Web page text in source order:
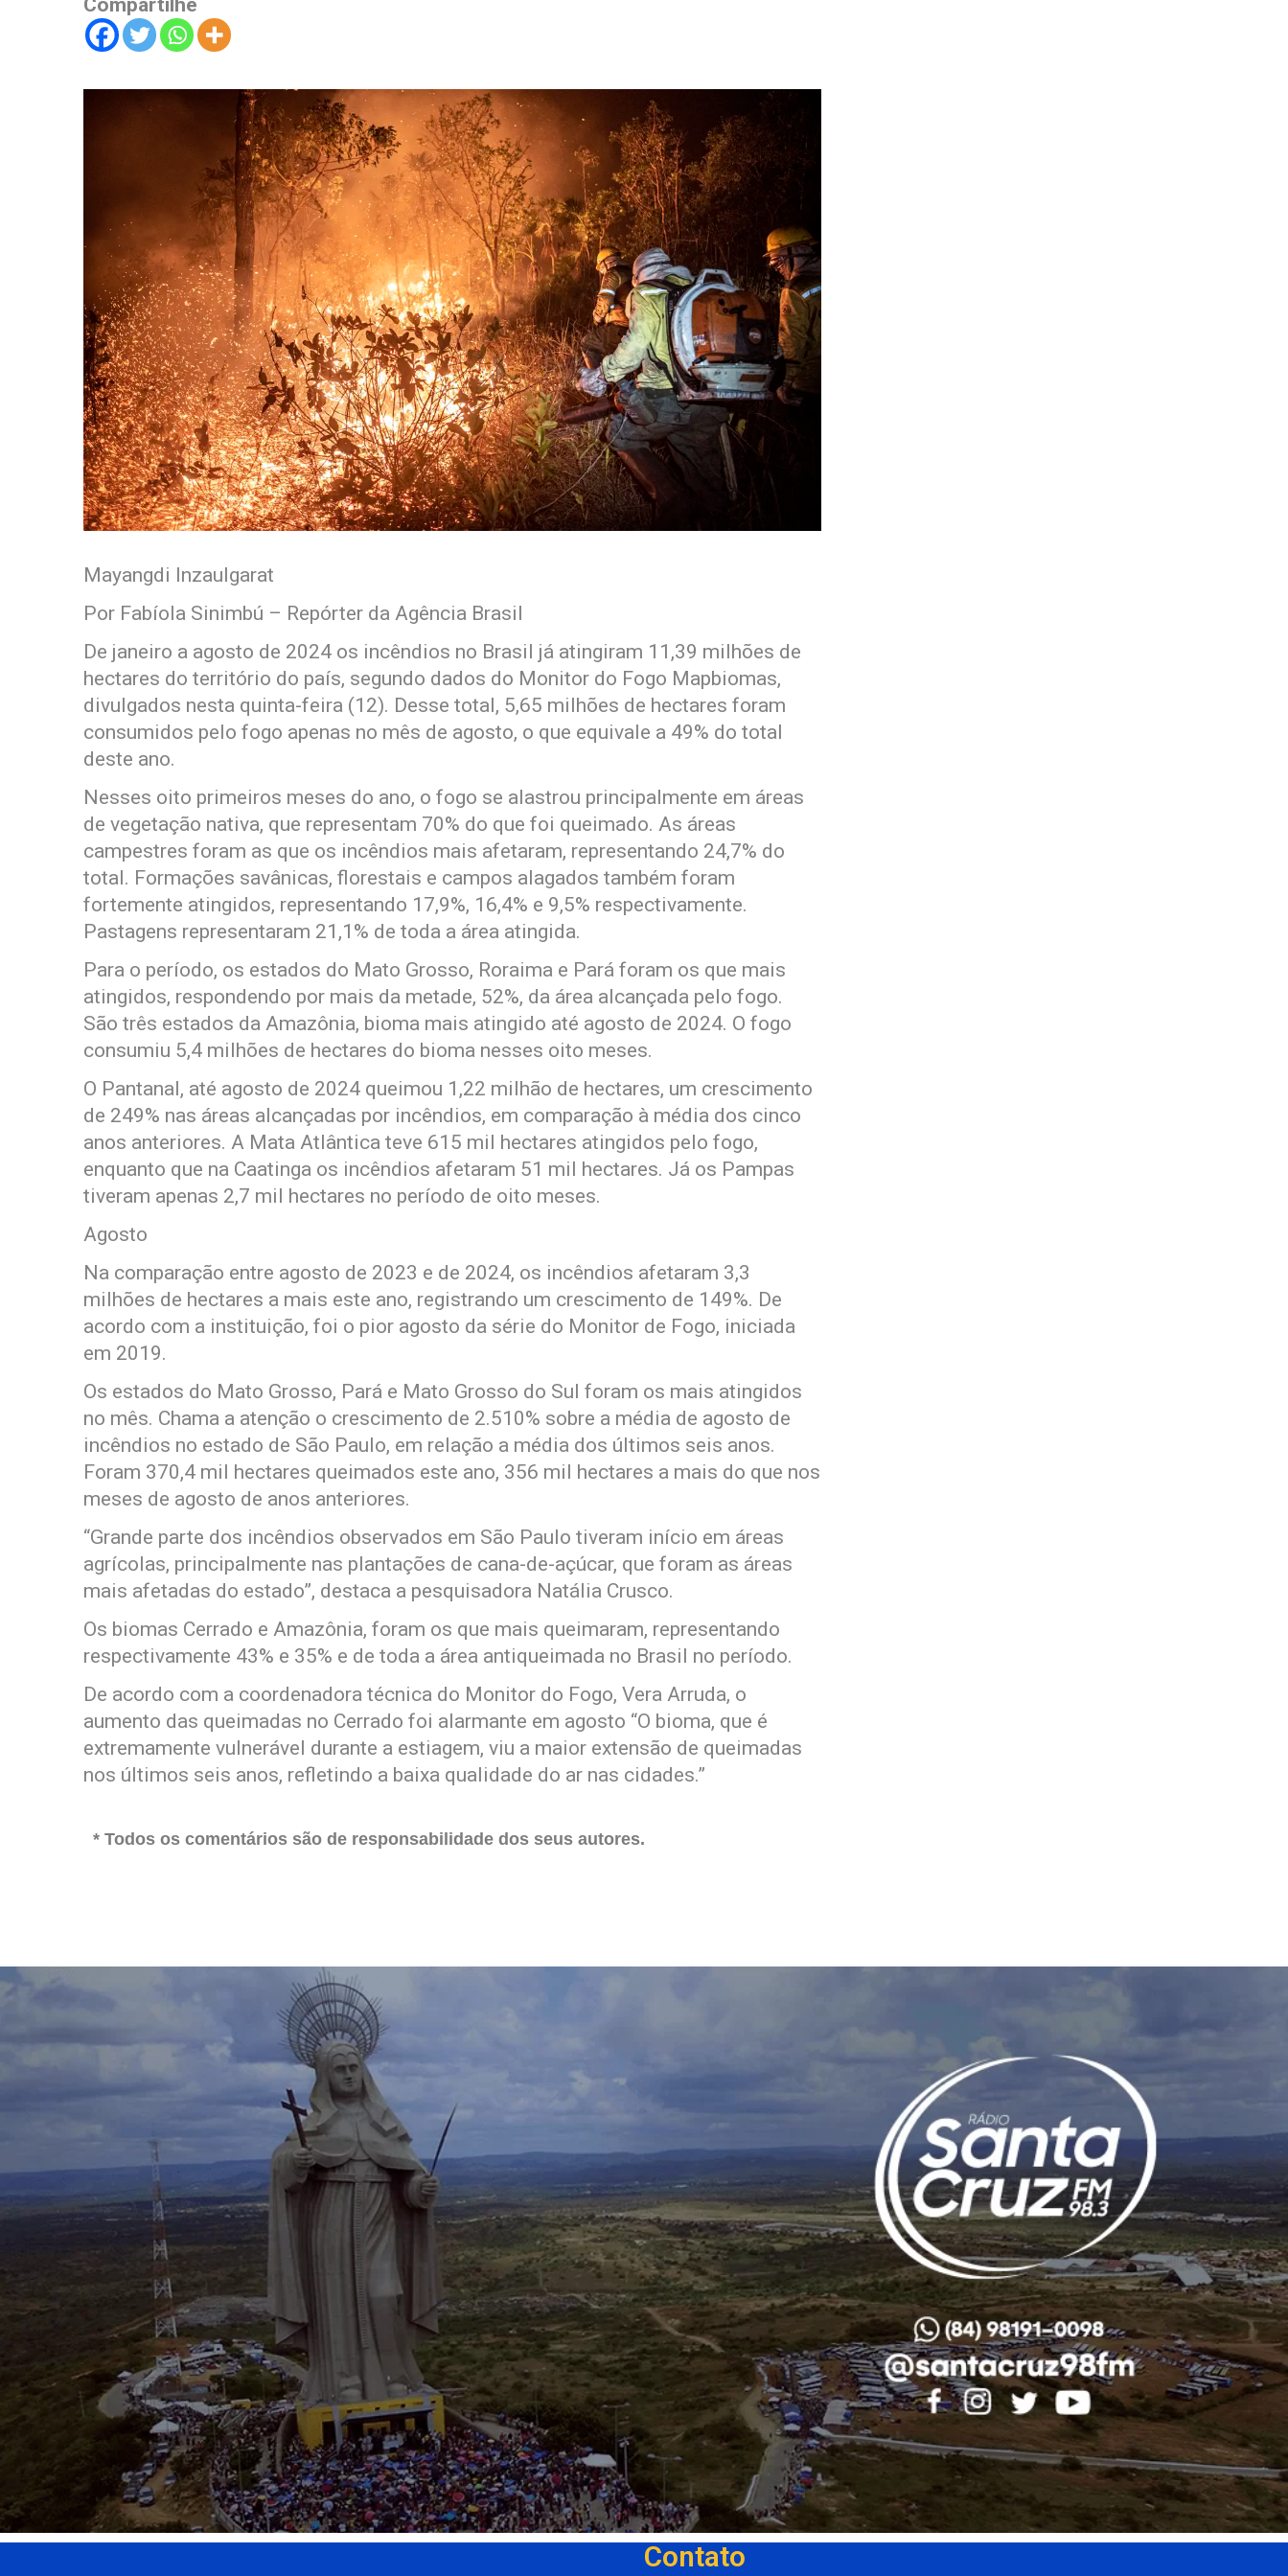
Compartilhe
Mayangdi Inzaulgarat
Por Fabíola Sinimbú – Repórter da Agência Brasil
De janeiro a agosto de 2024 os incêndios no Brasil já atingiram 11,39 milhões de
hectares do território do país, segundo dados do Monitor do Fogo Mapbiomas,
divulgados nesta quinta-feira (12). Desse total, 5,65 milhões de hectares foram
consumidos pelo fogo apenas no mês de agosto, o que equivale a 49% do total
deste ano.
Nesses oito primeiros meses do ano, o fogo se alastrou principalmente em áreas
de vegetação nativa, que representam 70% do que foi queimado. As áreas
campestres foram as que os incêndios mais afetaram, representando 24,7% do
total. Formações savânicas, florestais e campos alagados também foram
fortemente atingidos, representando 17,9%, 16,4% e 9,5% respectivamente.
Pastagens representaram 21,1% de toda a área atingida.
Para o período, os estados do Mato Grosso, Roraima e Pará foram os que mais
atingidos, respondendo por mais da metade, 52%, da área alcançada pelo fogo.
São três estados da Amazônia, bioma mais atingido até agosto de 2024. O fogo
consumiu 5,4 milhões de hectares do bioma nesses oito meses.
O Pantanal, até agosto de 2024 queimou 1,22 milhão de hectares, um crescimento
de 249% nas áreas alcançadas por incêndios, em comparação à média dos cinco
anos anteriores. A Mata Atlântica teve 615 mil hectares atingidos pelo fogo,
enquanto que na Caatinga os incêndios afetaram 51 mil hectares. Já os Pampas
tiveram apenas 2,7 mil hectares no período de oito meses.
Agosto
Na comparação entre agosto de 2023 e de 2024, os incêndios afetaram 3,3
milhões de hectares a mais este ano, registrando um crescimento de 149%. De
acordo com a instituição, foi o pior agosto da série do Monitor de Fogo, iniciada
em 2019.
Os estados do Mato Grosso, Pará e Mato Grosso do Sul foram os mais atingidos
no mês. Chama a atenção o crescimento de 2.510% sobre a média de agosto de
incêndios no estado de São Paulo, em relação a média dos últimos seis anos.
Foram 370,4 mil hectares queimados este ano, 356 mil hectares a mais do que nos
meses de agosto de anos anteriores.
“Grande parte dos incêndios observados em São Paulo tiveram início em áreas
agrícolas, principalmente nas plantações de cana-de-açúcar, que foram as áreas
mais afetadas do estado”, destaca a pesquisadora Natália Crusco.
Os biomas Cerrado e Amazônia, foram os que mais queimaram, representando
respectivamente 43% e 35% e de toda a área antiqueimada no Brasil no período.
De acordo com a coordenadora técnica do Monitor do Fogo, Vera Arruda, o
aumento das queimadas no Cerrado foi alarmante em agosto “O bioma, que é
extremamente vulnerável durante a estiagem, viu a maior extensão de queimadas
nos últimos seis anos, refletindo a baixa qualidade do ar nas cidades.”
* Todos os comentários são de responsabilidade dos seus autores.
Contato